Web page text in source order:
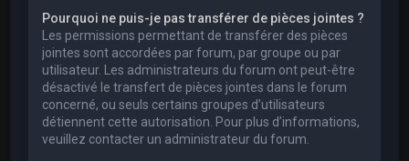
Pourquoi ne puis-je pas transférer de pièces jointes ?
Les permissions permettant de transférer des pièces
jointes sont accordées par forum, par groupe ou par
utilisateur. Les administrateurs du forum ont peut-être
désactivé le transfert de pièces jointes dans le forum
concerné, ou seuls certains groupes d’utilisateurs
détiennent cette autorisation. Pour plus d’informations,
veuillez contacter un administrateur du forum.